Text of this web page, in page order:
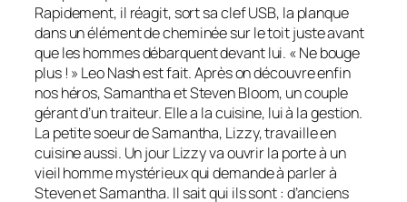
Rapidement, il réagit, sort sa clef USB, la planque
dans un élément de cheminée sur le toit juste avant
que les hommes débarquent devant lui. « Ne bouge
plus ! » Leo Nash est fait. Après on découvre enfin
nos héros, Samantha et Steven Bloom, un couple
gérant d’un traiteur. Elle a la cuisine, lui à la gestion.
La petite soeur de Samantha, Lizzy, travaille en
cuisine aussi. Un jour Lizzy va ouvrir la porte à un
vieil homme mystérieux qui demande à parler à
Steven et Samantha. Il sait qui ils sont : d’anciens